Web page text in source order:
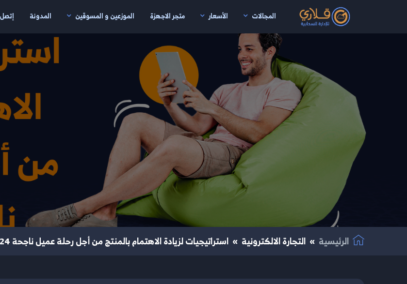
المجالات الأسعار متجر الاجهزة الموزعين و المسوقين المدونة
الرئيسية التجارة الالكترونية استراتيجيات لزيادة الاهتمام بالمنتج من أجل رحلة عميل ناجحة 2024